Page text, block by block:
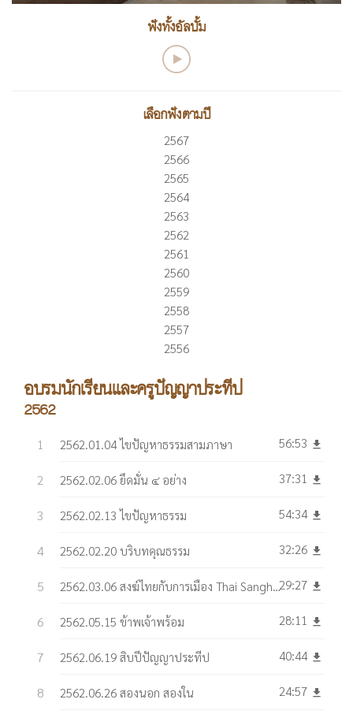
ฟังทั้งอัลบั้ม
เลือกฟังตามปี
2567
2566
2565
2564
2563
2562
2561
2560
2559
2558
2557
2556
อบรมนักเรียนและครูปัญญาประทีป
2562
2562.01.04 ไขปัญหาธรรมสามภาษา 56:53 get_app
2562.02.06 ยึดมั่น ๔ อย่าง 37:31 get_app
2562.02.13 ไขปัญหาธรรม 54:34 get_app
2562.02.20 บริบทคุณธรรม 32:26 get_app
2562.03.06 สงฆ์ไทยกับการเมือง Thai Sangha and Politics29:27 get_app
2562.05.15 ข้าพเจ้าพร้อม 28:11 get_app
2562.06.19 สิบปีปัญญาประทีป 40:44 get_app
2562.06.26 สองนอก สองใน 24:57 get_app